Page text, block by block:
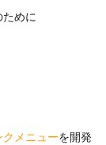
めに
メニューを開発